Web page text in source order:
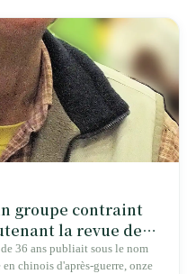
groupe contraint
la revue de
de Taïwan
36 ans publiait sous le nom
chinois d'après-guerre, onze